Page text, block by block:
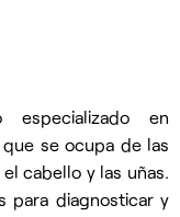
en
se ocupa de las
cabello y las uñas.
para diagnosticar y